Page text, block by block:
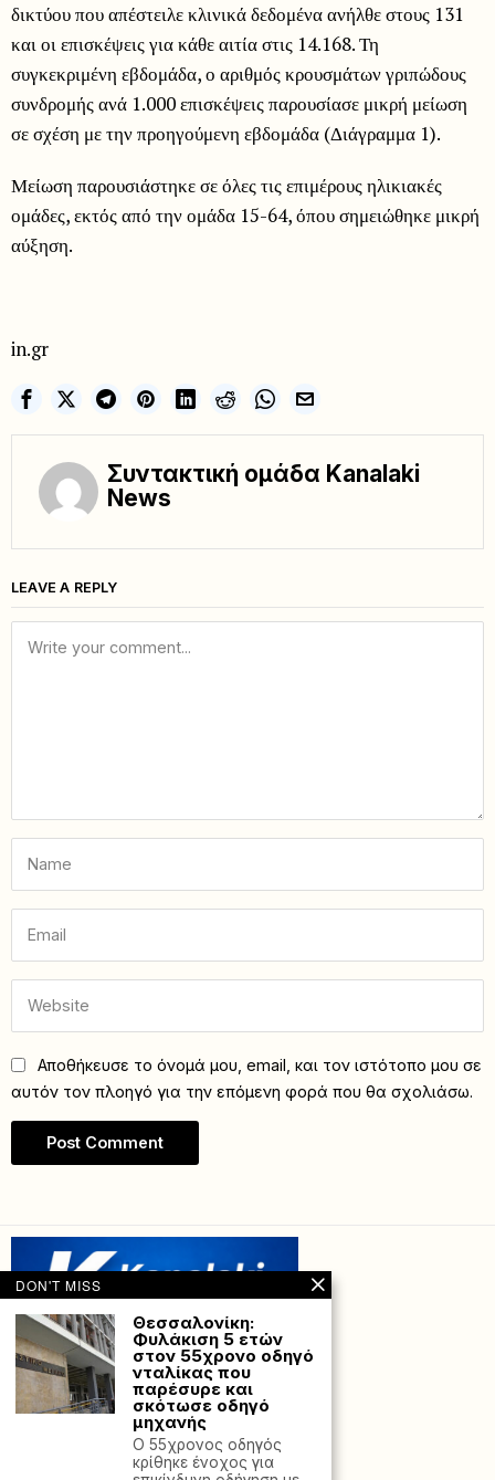
δικτύου που απέστειλε κλινικά δεδομένα ανήλθε στους 131
και οι επισκέψεις για κάθε αιτία στις 14.168. Τη
συγκεκριμένη εβδομάδα, ο αριθμός κρουσμάτων γριπώδους
συνδρομής ανά 1.000 επισκέψεις παρουσίασε μικρή μείωση
σε σχέση με την προηγούμενη εβδομάδα (Διάγραμμα 1).
Μείωση παρουσιάστηκε σε όλες τις επιμέρους ηλικιακές
ομάδες, εκτός από την ομάδα 15-64, όπου σημειώθηκε μικρή
αύξηση.
in.gr
Συντακτική ομάδα Kanalaki
News
LEAVE A REPLY
Αποθήκευσε το όνομά μου, email, και τον ιστότοπο μου σε
αυτόν τον πλοηγό για την επόμενη φορά που θα σχολιάσω.
by Hostville”)
DON'T MISS
Θεσσαλονίκη:
Φυλάκιση 5 ετών
στον 55χρονο οδηγό
νταλίκας που
παρέσυρε και
σκότωσε οδηγό
μηχανής
Ο 55χρονος οδηγός
κρίθηκε ένοχος για